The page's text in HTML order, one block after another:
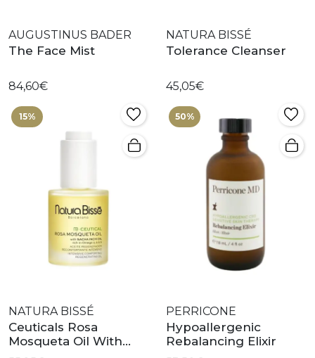
AUGUSTINUS BADER
The Face Mist
84,60€
NATURA BISSÉ
Tolerance Cleanser
45,05€
15%
NATURA BISSÉ
Ceuticals Rosa
Mosqueta Oil With
50%
PERRICONE
Hypoallergenic
Rebalancing Elixir